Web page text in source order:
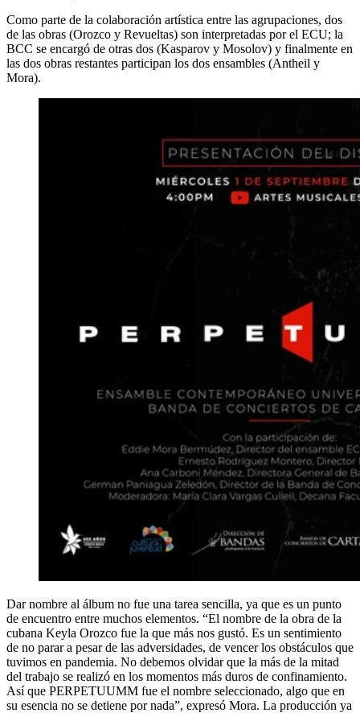
Como parte de la colaboración artística entre las agrupaciones, dos
de las obras (Orozco y Revueltas) son interpretadas por el ECU; la
BCC se encargó de otras dos (Kasparov y Mosolov) y finalmente en
las dos obras restantes participan los dos ensambles (Antheil y
Mora).
Dar nombre al álbum no fue una tarea sencilla, ya que es un punto
de encuentro entre muchos elementos. “El nombre de la obra de la
cubana Keyla Orozco fue la que más nos gustó. Es un sentimiento
de no parar a pesar de las adversidades, de vencer los obstáculos que
tuvimos en pandemia. No debemos olvidar que la más de la mitad
del trabajo se realizó en los momentos más duros de confinamiento.
Así que PERPETUUMM fue el nombre seleccionado, algo que en
su esencia no se detiene por nada”, expresó Mora. La producción ya